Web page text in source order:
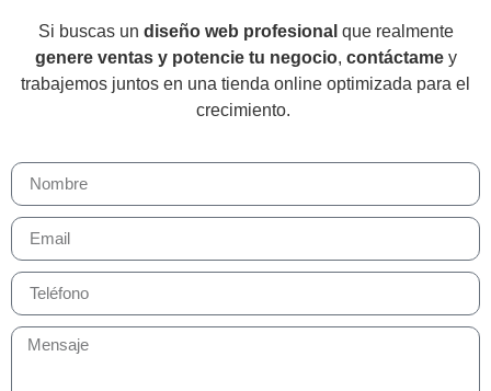
Si buscas un diseño web profesional que realmente
genere ventas y potencie tu negocio, contáctamey
trabajemos juntos en una tienda online optimizada para el
crecimiento.